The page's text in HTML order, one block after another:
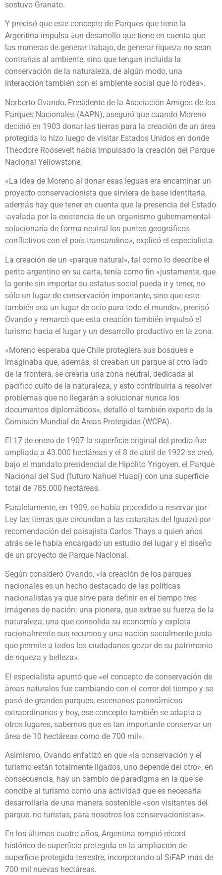
sostuvo Granato.
Y precisó que este concepto de Parques que tiene la
Argentina impulsa «un desarrollo que tiene en cuenta que
las maneras de generar trabajo, de generar riqueza no sean
contrarias al ambiente, sino que tengan incluida la
conservación de la naturaleza, de algún modo, una
interacción también con el ambiente social que lo rodea».
Norberto Ovando, Presidente de la Asociación Amigos de los
Parques Nacionales (AAPN), aseguró que cuando Moreno
decidió en 1903 donar las tierras para la creación de un área
protegida lo hizo luego de visitar Estados Unidos en donde
Theodore Roosevelt había impulsado la creación del Parque
Nacional Yellowstone.
«La idea de Moreno al donar esas leguas era encaminar un
proyecto conservacionista que sirviera de base identitaria,
además hay que tener en cuenta que la presencia del Estado
-avalada por la existencia de un organismo gubernamental-
solucionaría de forma neutral los puntos geográficos
conflictivos con el país transandino», explicó el especialista.
La creación de un «parque natural», tal como lo describe el
perito argentino en su carta, tenía como fin «justamente, que
la gente sin importar su estatus social pueda ir y tener, no
sólo un lugar de conservación importante, sino que este
también sea un lugar de ocio para todo el mundo», precisó
Ovando y remarcó que esta creación también impulsó el
turismo hacia el lugar y un desarrollo productivo en la zona.
«Moreno esperaba que Chile protegiera sus bosques e
imaginaba que, además, si creaban un parque al otro lado
de la frontera, se crearía una zona neutral, dedicada al
pacífico culto de la naturaleza, y esto contribuiría a resolver
problemas que no llegarán a solucionar nunca los
documentos diplomáticos», detalló el también experto de la
Comisión Mundial de Áreas Protegidas (WCPA).
El 17 de enero de 1907 la superficie original del predio fue
ampliada a 43.000 hectáreas y el 8 de abril de 1922 se creó,
bajo el mandato presidencial de Hipólito Yrigoyen, el Parque
Nacional del Sud (futuro Nahuel Huapi) con una superficie
total de 785.000 hectáreas.
Paralelamente, en 1909, se había procedido a reservar por
Ley las tierras que circundan a las cataratas del Iguazú por
recomendación del paisajista Carlos Thays a quien años
atrás se le había encargado un estudio del lugar y el diseño
de un proyecto de Parque Nacional.
Según consideró Ovando, «la creación de los parques
nacionales es un hecho destacado de las políticas
nacionalistas ya que sirve para definir en el tiempo tres
imágenes de nación: una pionera, que extrae su fuerza de la
naturaleza; una que consolida su economía y explota
racionalmente sus recursos y una nación socialmente justa
que permite a todos los ciudadanos gozar de su patrimonio
de riqueza y belleza».
El especialista apuntó que «el concepto de conservación de
áreas naturales fue cambiando con el correr del tiempo y se
pasó de grandes parques, escenarios panorámicos
extraordinarios y hoy, ese concepto también se adapta a
otros lugares, sabemos que es tan importante conservar un
área de 10 hectáreas como de 700 mil».
Asimismo, Ovando enfatizó en que «la conservación y el
turismo están totalmente ligados, uno depende del otro», en
consecuencia, hay un cambio de paradigma en la que se
concibe al turismo como una actividad que es necesaria
desarrollarla de una manera sostenible «son visitantes del
parque, no turistas, para nosotros los conservacionistas».
En los últimos cuatro años, Argentina rompió récord
histórico de superficie protegida en la ampliación de
superficie protegida terrestre, incorporando al SiFAP más de
700 mil nuevas hectáreas.